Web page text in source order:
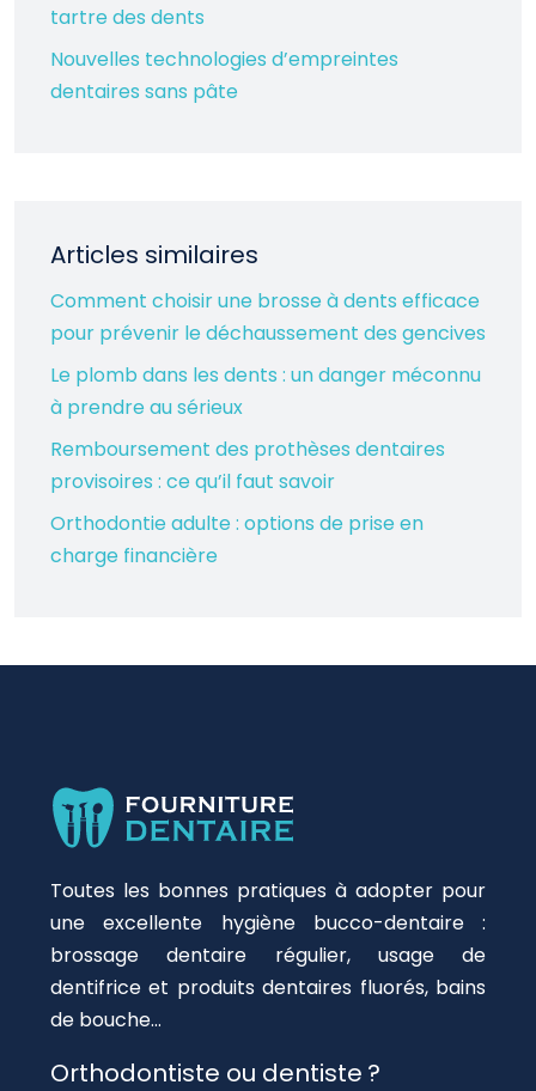
tartre des dents
Nouvelles technologies d’empreintes
dentaires sans pâte
Articles similaires
Comment choisir une brosse à dents efficace
pour prévenir le déchaussement des gencives
Le plomb dans les dents : un danger méconnu
à prendre au sérieux
Remboursement des prothèses dentaires
provisoires : ce qu’il faut savoir
Orthodontie adulte : options de prise en
charge financière
Toutes les bonnes pratiques à adopter pour
une excellente hygiène bucco-dentaire :
brossage dentaire régulier, usage de
dentifrice et produits dentaires fluorés, bains
de bouche…
Orthodontiste ou dentiste ?